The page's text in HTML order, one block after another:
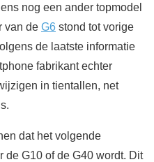
nog een ander topmodel
van de G6 stond tot vorige
de laatste informatie
fabrikant echter
in tientallen, net
dat het volgende
de G10 of de G40 wordt. Dit